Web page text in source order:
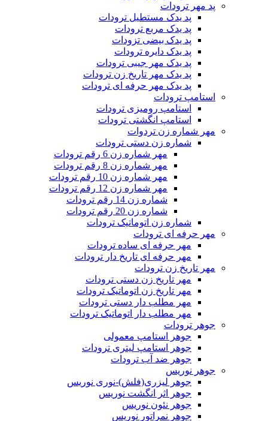
پد مهر ترودات
پد یدک مستطیل ترودات
پد یدک مربع ترودات
پد یدک بیضی تزودات
پد یدک دایره ترودات
پد یدک مهر جیبی ترودات
پد یدک مهر تاریخ زن ترودات
پد یدک مهر حرفه ای ترودات
استامپ ترودات
استامپ رومیزی ترودات
استامپ انگشتی ترودات
مهر شماره زن تردوات
شماره زن دستی ترودات
مهر شماره زن 6 رقم ترودات
مهر شماره زن 8 رقم ترودات
مهر شماره زن 10 رقم ترودات
مهر شماره زن 12 رقم ترودات
شماره زن 14 رقم ترودات
شماره زن 20 رقم ترودات
شماره زن اتوماتیک ترودات
مهر حرفه ای ترودات
مهر حرفه ای ساده ترودات
مهر حرفه ای تاریخ دار ترودات
مهر تاریخ زن ترودات
مهر تاریخ زن دستی ترودات
مهر تاریخ زن اتوماتیک ترودات
مهر مطلب دار دستی ترودات
مهر مطلب دار اتوماتیک ترودات
جوهر ترودات
جوهر استامپ معمولی
جوهر استامپ لیتری ترودات
جوهر ضد آب ترودات
جوهر نوریس
جوهر لیزری(فلش)-نوری نوریس
جوهر اثر انگشت نوریس
جوهر نئون نوریس
جوهر نمراتور نوریس